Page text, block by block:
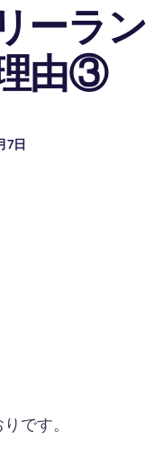
ーラン
由③
7日
です。